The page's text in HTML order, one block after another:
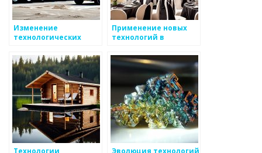
Изменение
технологических
производстве
металлоизделий
Применение новых
технологий в
Технологии
Эволюция технологий